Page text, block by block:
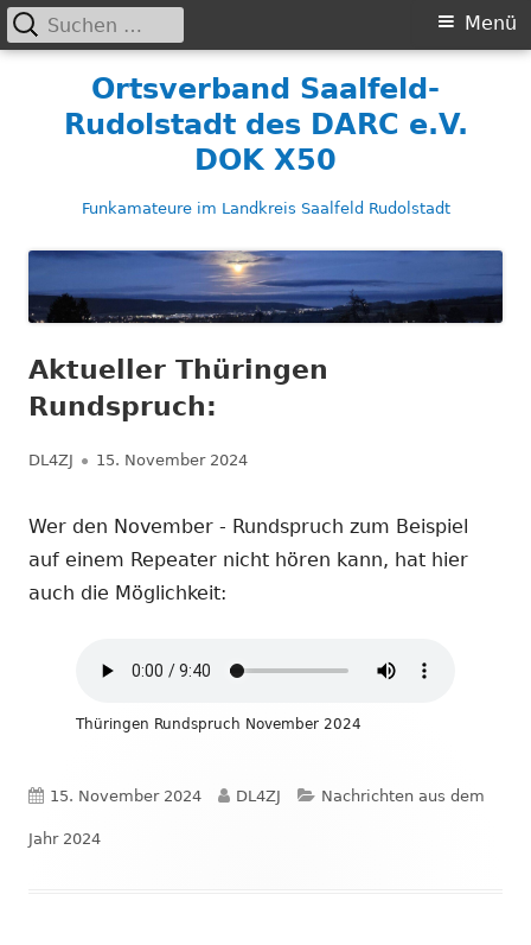
Ortsverband Saalfeld-
Rudolstadt des DARC e.V.
DOK X50
Funkamateure im Landkreis Saalfeld Rudolstadt
Primäres
Menü
Suchen
nach:
Aktueller Thüringen
Rundspruch:
Autor
DL4ZJ Veröffentlicht
15. November 2024
Wer den November - Rundspruch zum Beispiel
auf einem Repeater nicht hören kann, hat hier
auch die Möglichkeit:
Thüringen Rundspruch November 2024
Veröffentlicht
am
15. November 2024 Autor
DL4ZJ Kategorien
Nachrichten aus dem
Jahr 2024